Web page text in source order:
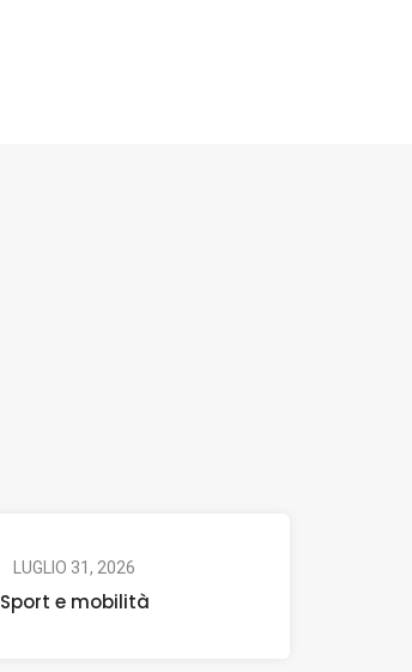
LUGLIO 31, 2026
Sport e mobilità